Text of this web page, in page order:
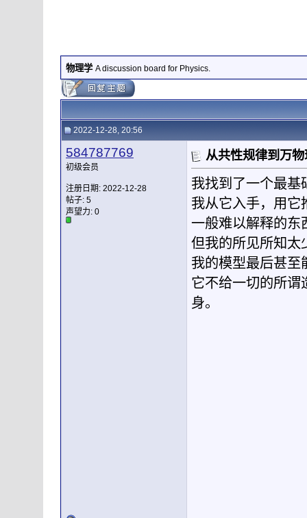
物理学 A discussion board for Physics.
2022-12-28, 20:56
584787769
初级会员
注册日期: 2022-12-28
帖子: 5
声望力: 0
从共性规律到万
我找到了一个最基
我从它入手，用它
一般难以解释的东
但我的所见所知太
我的模型最后甚至
它不给一切的所谓
身。